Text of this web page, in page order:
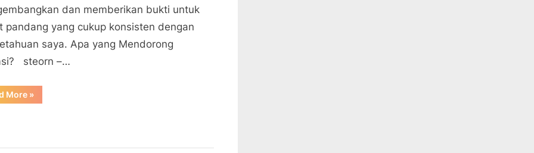
dan memberikan bukti untuk
pandang yang cukup konsisten dengan
saya. Apa yang Mendorong
steorn –…
More“Apa
yang
»